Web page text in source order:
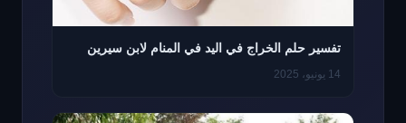
تفسير حلم الخراج في اليد في المنام لابن سيرين
14 يونيو، 2025